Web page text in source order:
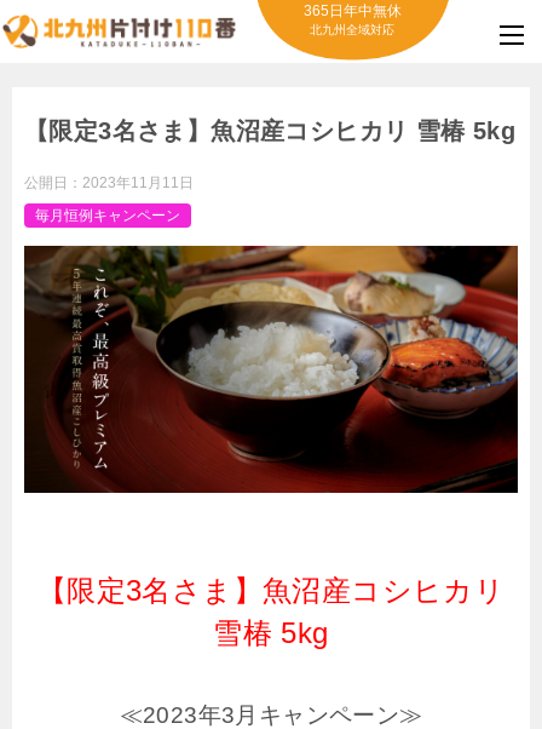
365日年中無休
北九州全域対応
【限定3名さま】魚沼産コシヒカリ 雪椿 5kg
公開日： 2023年11月11日
毎月恒例キャンペーン
【限定3名さま】魚沼産コシヒカリ
雪椿 5kg
≪2023年3月キャンペーン≫